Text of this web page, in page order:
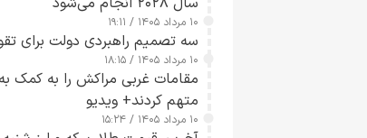
۱۰ مرداد ۱۴۰۵ / ۱۹:۱۱
سه تصمیم راهبردی دولت برای
۱۰ مرداد ۱۴۰۵ / ۱۸:۱۵
مقامات غربی مراکش را به کمک
متهم کردند+ ویدیو
۱۰ مرداد ۱۴۰۵ / ۱۵:۲۴